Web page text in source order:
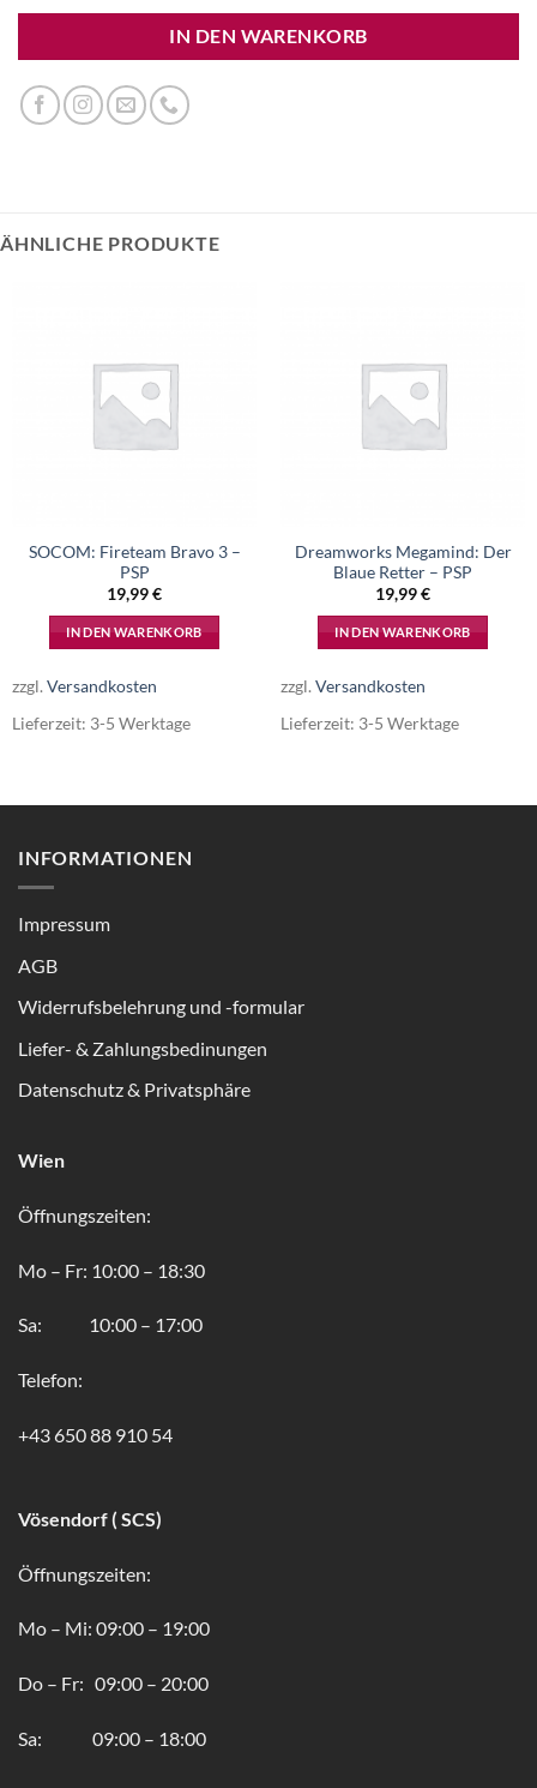
IN DEN WARENKORB
ÄHNLICHE PRODUKTE
SOCOM: Fireteam Bravo 3 –
PSP
19,99€
IN DEN WARENKORB
zzgl. Versandkosten
Lieferzeit: 3-5 Werktage
Dreamworks Megamind: Der
Blaue Retter – PSP
19,99€
IN DEN WARENKORB
zzgl. Versandkosten
Lieferzeit: 3-5 Werktage
INFORMATIONEN
Impressum
AGB
Widerrufsbelehrung und -formular
Liefer- & Zahlungsbedinungen
Datenschutz & Privatsphäre
Wien
Öffnungszeiten:
Mo – Fr: 10:00 – 18:30
Sa: 10:00 – 17:00
Telefon:
+43 650 88 910 54
Vösendorf ( SCS)
Öffnungszeiten:
Mo – Mi: 09:00 – 19:00
Do – Fr: 09:00 – 20:00
Sa: 09:00 – 18:00